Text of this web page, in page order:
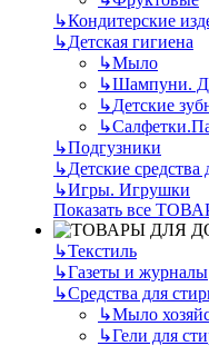
↳Кондитерские
↳Детская гигиена
↳Мыло
↳Шампуни.
↳Детские
↳
↳Подгузники
↳Детские средства
↳Игры. Игрушки
Показать все
↳Текстиль
↳Газеты и журналы
↳Средства для
↳Мыло
↳Гели для